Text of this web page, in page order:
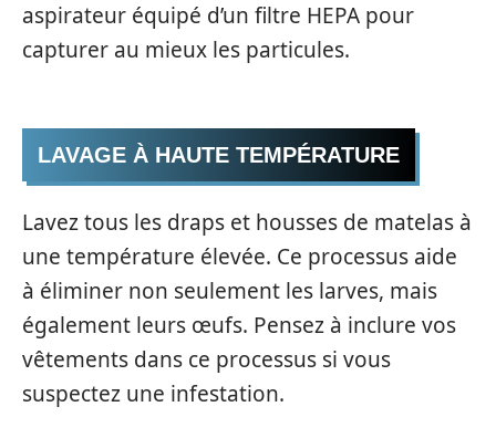
aspirateur équipé d’un filtre HEPA pour
capturer au mieux les particules.
LAVAGE À HAUTE TEMPÉRATURE
Lavez tous les draps et housses de matelas à
une température élevée. Ce processus aide
à éliminer non seulement les larves, mais
également leurs œufs. Pensez à inclure vos
vêtements dans ce processus si vous
suspectez une infestation.